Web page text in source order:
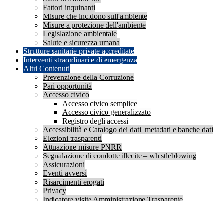
Fattori inquinanti
Misure che incidono sull'ambiente
Misure a protezione dell'ambiente
Legislazione ambientale
Salute e sicurezza umana
Strutture sanitarie private accreditate
Interventi straordinari e di emergenza
Altri Contenuti
Prevenzione della Corruzione
Pari opportunità
Accesso civico
Accesso civico semplice
Accesso civico generalizzato
Registro degli accessi
Accessibilità e Catalogo dei dati, metadati e banche dati
Elezioni trasparenti
Attuazione misure PNRR
Segnalazione di condotte illecite – whistleblowing
Assicurazioni
Eventi avversi
Risarcimenti erogati
Privacy